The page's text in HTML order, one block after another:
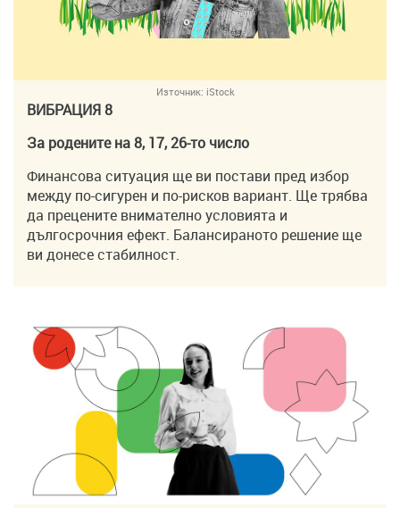
Източник: iStock
ВИБРАЦИЯ 8
За родените на 8, 17, 26-то число
Финансова ситуация ще ви постави пред избор
между по-сигурен и по-рисков вариант. Ще трябва
да прецените внимателно условията и
дългосрочния ефект. Балансираното решение ще
ви донесе стабилност.